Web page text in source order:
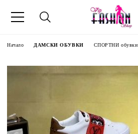
Начало ДАМСКИ ОБУВКИ СПОРТНИ обувки